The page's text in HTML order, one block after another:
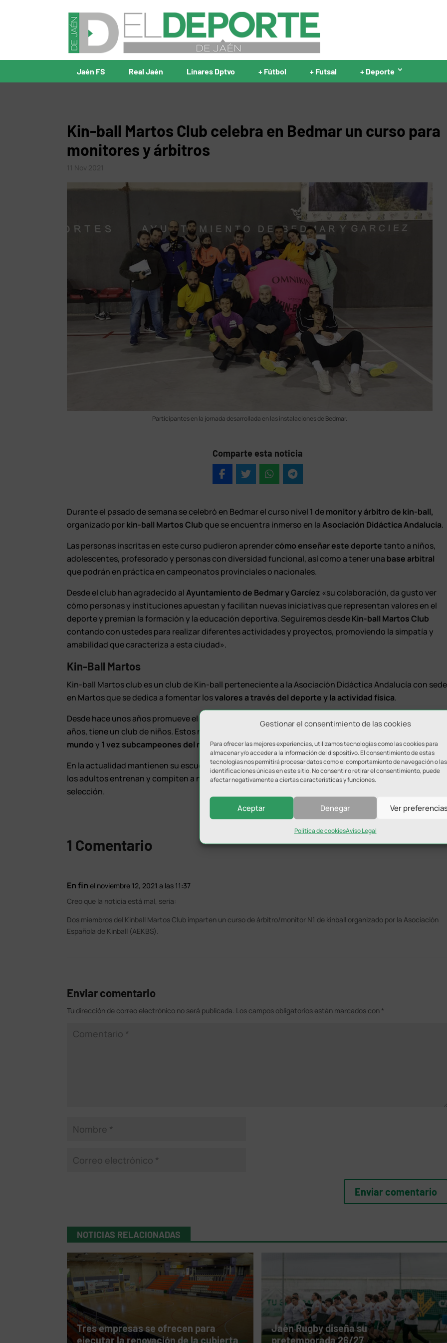
Gestionar el consentimiento de las cookies
Para ofrecer las mejores experiencias, utilizamos tecnologías como las cookies para
almacenar y/o acceder a la información del dispositivo. El consentimiento de estas
tecnologías nos permitirá procesar datos como el comportamiento de navegación o las
identificaciones únicas en este sitio. No consentir o retirar el consentimiento, puede
afectar negativamente a ciertas características y funciones.
Aceptar Denegar Ver
Política de cookiesAviso Legal
Jaén FS Real Jaén Linares Dptvo + Fútbol + Futsal + Deporte
Kin-ball Martos Club celebra en Bedmar un curso para
monitores y árbitros
Participantes en la jornada desarrollada en las instalaciones de Bedmar.
Comparte esta noticia
Durante el pasado de semana se celebró en Bedmar el curso nivel 1 demonitor y árbitro de kin-ball,
organizado porkin-ball Martos Clubque se encuentra inmerso en laAsociación Didáctica Andalucía.
Las personas inscritas en este curso pudieron aprendercómo enseñar este deportetanto a niños,
adolescentes, profesorado y personas con diversidad funcional, así como a tener una base arbitral
que podrán en práctica en campeonatos provinciales o nacionales.
Desde el club han agradecido alAyuntamiento de Bedmar y Garcíez «su colaboración, da gusto ver
cómo personas y instituciones apuestan y facilitan nuevas iniciativas que representan valores en el
deporte y premian la formación y la educación deportiva. Seguiremos desdeKin-ball Martos Club
contando con ustedes para realizar diferentes actividades y proyectos, promoviendo la simpatía y
amabilidad que caracteriza a esta ciudad».
Kin-Ball Martos
Kin-ball Martos club es un club de Kin-ball perteneciente a la Asociación Didáctica Andalucía con sede
en Martos que se dedica a fomentar losvalores a través del deporte y la actividad física.
Desde hace unos años promueve el Kin-ball como deporte que transmite
valores
y, desde hace unos
años, tiene un club de niños. Estos niños son
mundoy 1 vez subcampeones del mundo.
En la actualidad mantienen su escuela deportiva con dos días de entrenamiento enMartos. Además
los adultos entrenan y compiten a nivel nacional, donde muchos de ellos y ellas pertenecen a la
selección.
1 Comentario
En fin el noviembre 12, 2021 a las 11:37
Creo que la noticia está mal, seria:
Dos miembros del Kinball Martos Club imparten un curso de árbitro/monitor N1 de kinball organizado por la Asociación
Española de Kinball (AEKBS).
Enviar comentario
Tu dirección de correo electrónico no será publicada. Los campos obligatorios están marcados con *
NOTICIAS RELACIONADAS
Tres empresas se ofrecen para
ejecutar la renovación de la cubierta
Jaén Rugby diseña su
pretemporada 26/27